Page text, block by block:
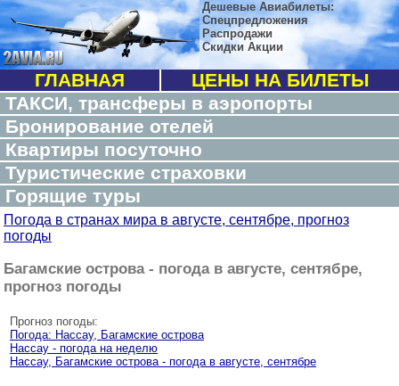
Дешевые Авиабилеты:
Спецпредложения
Распродажи
Скидки Акции
ГЛАВНАЯ
ЦЕНЫ НА БИЛЕТЫ
ТАКСИ, трансферы в аэропорты
Бронирование отелей
Квартиры посуточно
Туристические страховки
Горящие туры
Погода в странах мира в августе, сентябре, прогноз
погоды
Багамские острова - погода в августе, сентябре,
прогноз погоды
Прогноз погоды:
Погода: Нассау, Багамские острова
Нассау - погода на неделю
Нассау, Багамские острова - погода в августе, сентябре